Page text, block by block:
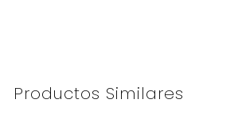
Productos Similares